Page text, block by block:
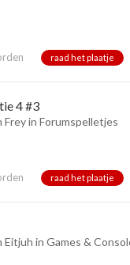
raad het plaatje
4 #3
Freyin Forumspelletjes
raad het plaatje
Eitjuh in Games &